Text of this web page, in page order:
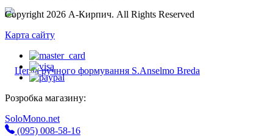
Copyright 2026 А-Кирпич. All Rights Reserved
Карта сайту
Розробка магазину:
SoloMono.net
(095) 008-58-16